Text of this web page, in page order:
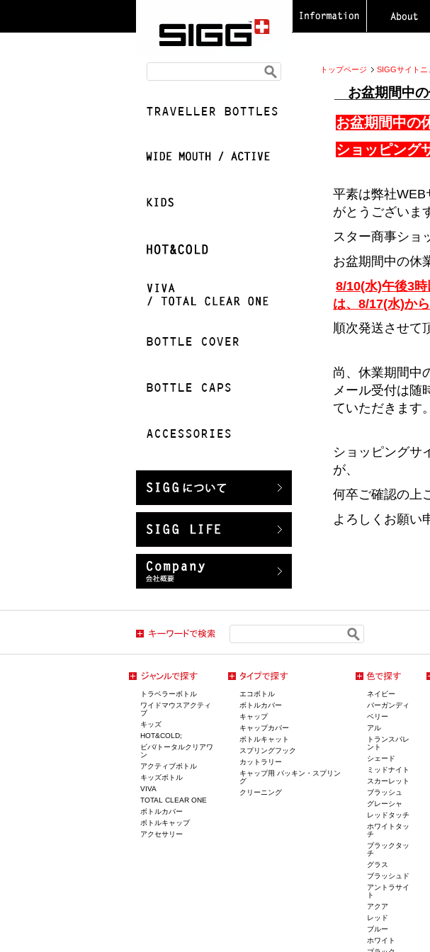
トップページ SIGGサイトニ
お盆期間中の
お盆期間中の
ショッピング
平素は弊社WEB
がとうございま
スター商事ショ
お盆期間中の休
8/10(水)午後3
は、8/17(水)から
順次発送させて
尚、休業期間中
メール受付は随
ていただきます。
ショッピングサ
が、
何卒ご確認の上
よろしくお願い
トラベラーボトル
ワイドマウスアクティ
ブ
キッズ
HOT&COLD;
ビバ/トータルクリアワ
ン
アクティブボトル
キッズボトル
VIVA
TOTAL CLEAR ONE
ボトルカバー
ボトルキャップ
アクセサリー
エコボトル
ボトルカバー
キャップ
キャップカバー
ボトルキャット
スプリングフック
カットラリー
キャップ用 パッキン・スプリン
グ
クリーニング
ネイビー
バーガンディ
ベリー
アル
トランスパレ
ント
シェード
ミッドナイト
スカーレット
ブラッシュ
グレーシャ
レッドタッチ
ホワイトタッ
チ
ブラックタッ
チ
グラス
ブラッシュド
アントラサイ
ト
アクア
レッド
ブルー
ホワイト